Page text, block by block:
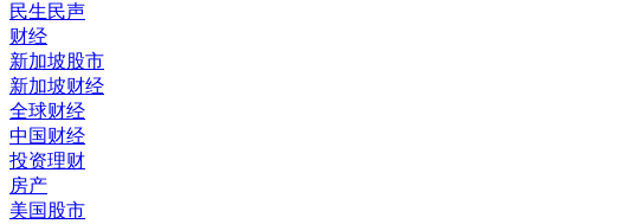
民生民声
财经
新加坡股市
新加坡财经
全球财经
中国财经
投资理财
房产
美国股市